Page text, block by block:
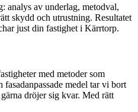
analys av underlag, metodval,
skydd och utrustning. Resultatet
just din fastighet i Kärrtorp.
med metoder som
medel tar vi bort
dröjer sig kvar. Med rätt